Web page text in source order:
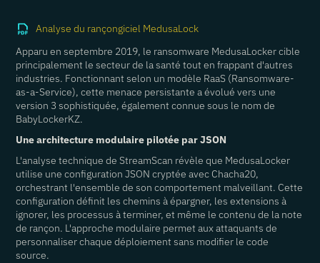
Analyse du rançongiciel MedusaLock
Apparu en septembre 2019, le ransomware MedusaLocker cible
principalement le secteur de la santé tout en frappant d'autres
industries. Fonctionnant selon un modèle RaaS (Ransomware-
as-a-Service), cette menace persistante a évolué vers une
version 3 sophistiquée, également connue sous le nom de
BabyLockerKZ.
Une architecture modulaire pilotée par JSON
L'analyse technique de StreamScan révèle que MedusaLocker
utilise une configuration JSON cryptée avec Chacha20,
orchestrant l'ensemble de son comportement malveillant. Cette
configuration définit les chemins à épargner, les extensions à
ignorer, les processus à terminer, et même le contenu de la note
de rançon. L'approche modulaire permet aux attaquants de
personnaliser chaque déploiement sans modifier le code
source.